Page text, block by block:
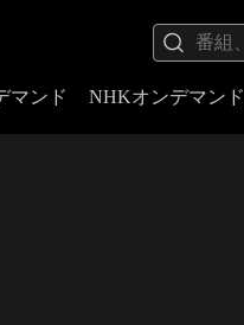
マンド NHKオンデマンド